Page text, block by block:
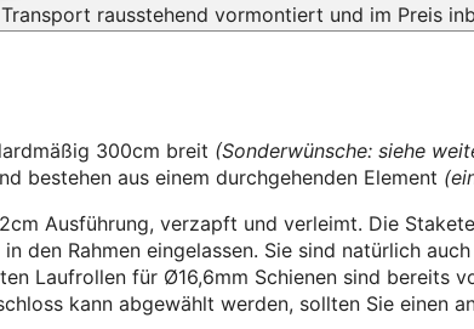
rausstehend vormontiert und im Preis
300cm breit (Sonderwünsche: siehe
bestehen aus einem durchgehenden Element
Ausführung, verzapft und verleimt. Die
den Rahmen eingelassen. Sie sind natürlich
Laufrollen für Ø16,6mm Schienen sind bereits
kann abgewählt werden, sollten Sie einen